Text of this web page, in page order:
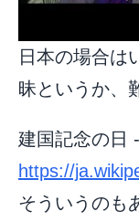
日本の場合は
昧というか、
建国記念の日
https://
そういうのも